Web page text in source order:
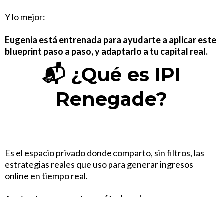
Y lo mejor:
Eugenia está entrenada para ayudarte a aplicar este
blueprint paso a paso, y adaptarlo a tu capital real.
📬 ¿Qué es IPI
Renegade?
Es el espacio privado donde comparto, sin filtros, las
estrategias reales que uso para generar ingresos
online en tiempo real.